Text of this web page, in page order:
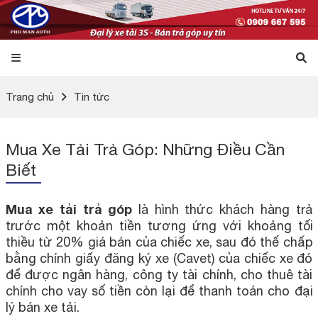
Trang chủ Tin tức
Mua Xe Tải Trả Góp: Những Điều Cần
Biết
Mua xe tải trả góp là hình thức khách hàng trả
trước một khoản tiền tương ứng với khoảng tối
thiều từ 20% giá bán của chiếc xe, sau đó thế chấp
bằng chính giấy đăng ký xe (Cavet) của chiếc xe đó
để được ngân hàng, công ty tài chính, cho thuê tài
chính cho vay số tiền còn lại để thanh toán cho đại
lý bán xe tải.